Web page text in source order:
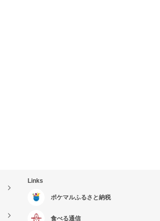
Links
ポケマルふるさと納税
食べる通信